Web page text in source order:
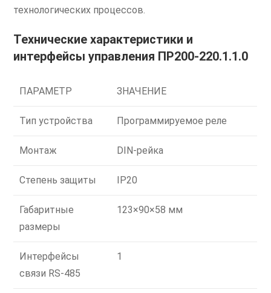
технологических процессов.
Технические характеристики и
интерфейсы управления ПР200-220.1.1.0
ПАРАМЕТР ЗНАЧЕНИЕ
Тип устройства Программируемое реле
Монтаж DIN-рейка
Степень защиты IP20
Габаритные
размеры
123×90×58 мм
Интерфейсы
связи RS-485
1